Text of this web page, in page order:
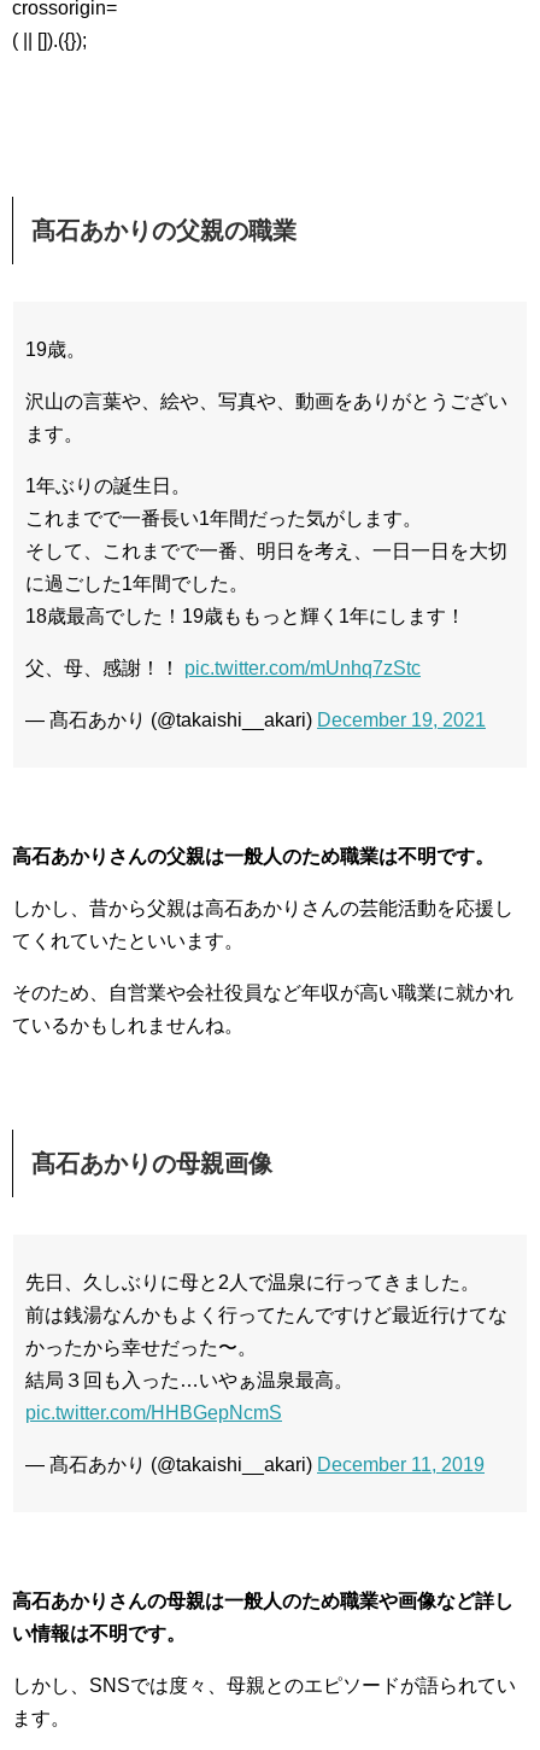
crossorigin=
( || []).({});
髙石あかりの父親の職業
19歳。
沢山の言葉や、絵や、写真や、動画をありがとうござい
ます。
1年ぶりの誕生日。
これまでで一番長い1年間だった気がします。
そして、これまでで一番、明日を考え、一日一日を大切
に過ごした1年間でした。
18歳最高でした！19歳ももっと輝く1年にします！
父、母、感謝！！ pic.twitter.com/mUnhq7zStc
— 髙石あかり (@takaishi__akari) December 19, 2021
高石あかりさんの父親は一般人のため職業は不明です。
しかし、昔から父親は高石あかりさんの芸能活動を応援し
てくれていたといいます。
そのため、自営業や会社役員など年収が高い職業に就かれ
ているかもしれませんね。
髙石あかりの母親画像
先日、久しぶりに母と2人で温泉に行ってきました。
前は銭湯なんかもよく行ってたんですけど最近行けてな
かったから幸せだった〜。
結局３回も入った…いやぁ温泉最高。
pic.twitter.com/HHBGepNcmS
— 髙石あかり (@takaishi__akari) December 11, 2019
高石あかりさんの母親は一般人のため職業や画像など詳し
い情報は不明です。
しかし、SNSでは度々、母親とのエピソードが語られてい
ます。